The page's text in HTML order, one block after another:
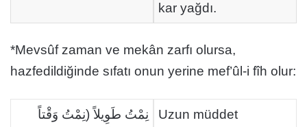
kar yağdı.
*Mevsûf zaman ve mekân zarfı olursa,
hazfedildiğinde sıfatı onun yerine mef’ûl-i fîh olur:
نِمْتُ طَوِيلاً (نِمْتُ وَقْتاً
Uzun müddet